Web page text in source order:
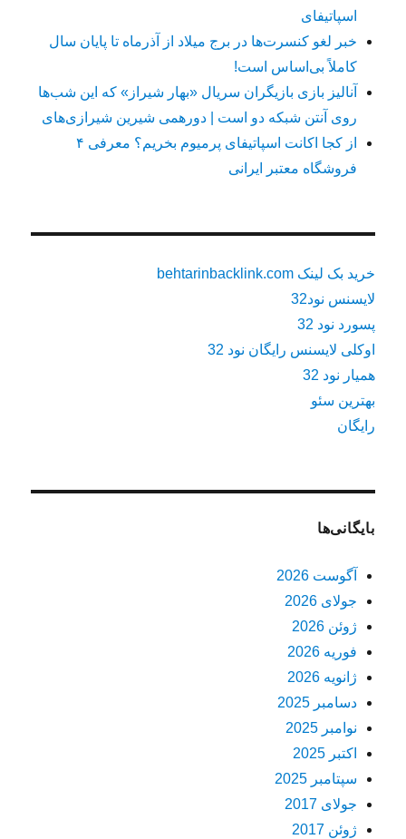
اسپاتیفای
خبر لغو کنسرت‌ها در برج میلاد از آذرماه تا پایان سال
کاملاً بی‌اساس است!
آنالیز بازی بازیگران سریال «بهار شیراز» که این شب‌ها
روی آنتن شبکه دو است | دورهمی شیرین شیرازی‌های
از کجا اکانت اسپاتیفای پرمیوم بخریم؟ معرفی ۴
فروشگاه معتبر ایرانی
خرید بک لینک behtarinbacklink.com
لایسنس نود32
پسورد نود 32
اوکلی لایسنس رایگان نود 32
همیار نود 32
بهترین سئو
رایگان
بایگانی‌ها
آگوست 2026
جولای 2026
ژوئن 2026
فوریه 2026
ژانویه 2026
دسامبر 2025
نوامبر 2025
اکتبر 2025
سپتامبر 2025
جولای 2017
ژوئن 2017